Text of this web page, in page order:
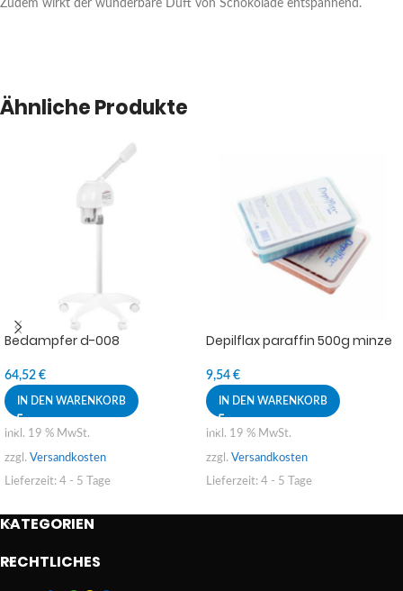
Zudem wirkt der wunderbare Duft von Schokolade entspannend.
Ähnliche Produkte
Bedampfer d-008
64,52 €
IN DEN WARENKORB
inkl. 19 % MwSt.
zzgl. Versandkosten
Lieferzeit: 4 - 5 Tage
Depilflax paraffin 500g minze
9,54 €
IN DEN WARENKORB
inkl. 19 % MwSt.
zzgl. Versandkosten
Lieferzeit: 4 - 5 Tage
KATEGORIEN
RECHTLICHES